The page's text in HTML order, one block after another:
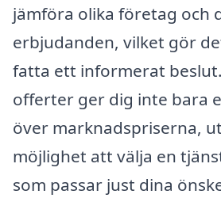
jämföra olika företag och
erbjudanden, vilket gör
fatta ett informerat
offerter ger dig inte bara
över marknadspriserna,
möjlighet att välja en
som passar just dina